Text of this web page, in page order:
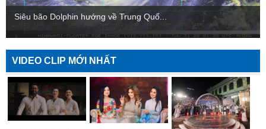
Siêu bão Dolphin hướng về Trung Quố...
VIDEO CLIP MỚI NHẤT